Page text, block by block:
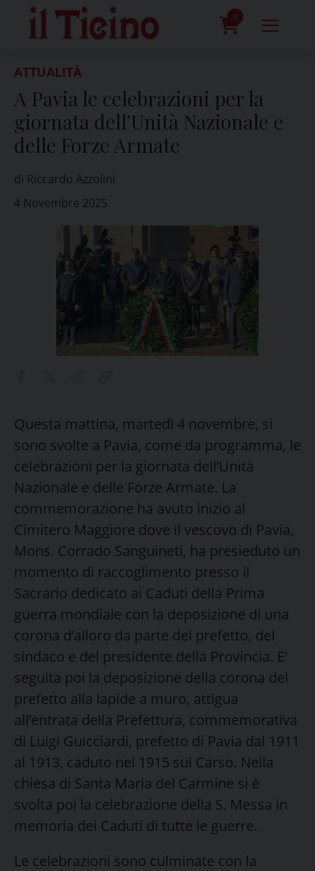
content
0
ATTUALITÀ
A Pavia le celebrazioni per la
giornata dell’Unità Nazionale e
delle Forze Armate
di Riccardo Azzolini
4 Novembre 2025
Questa mattina, martedì 4 novembre, si
sono svolte a Pavia, come da programma, le
celebrazioni per la giornata dell’Unità
Nazionale e delle Forze Armate. La
commemorazione ha avuto inizio al
Cimitero Maggiore dove il vescovo di Pavia,
Mons. Corrado Sanguineti, ha presieduto un
momento di raccoglimento presso il
Sacrario dedicato ai Caduti della Prima
guerra mondiale con la deposizione di una
corona d’alloro da parte del prefetto, del
sindaco e del presidente della Provincia. E’
seguita poi la deposizione della corona del
prefetto alla lapide a muro, attigua
all’entrata della Prefettura, commemorativa
di Luigi Guicciardi, prefetto di Pavia dal 1911
al 1913, caduto nel 1915 sul Carso. Nella
chiesa di Santa Maria del Carmine si è
svolta poi la celebrazione della S. Messa in
memoria dei Caduti di tutte le guerre.
Le celebrazioni sono culminate con la